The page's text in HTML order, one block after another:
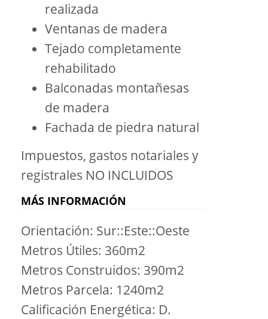
realizada
Ventanas de madera
Tejado completamente
rehabilitado
Balconadas montañesas
de madera
Fachada de piedra natural
Impuestos, gastos notariales y
registrales NO INCLUIDOS
MÁS INFORMACIÓN
Orientación: Sur::Este::Oeste
Metros Útiles: 360m2
Metros Construidos: 390m2
Metros Parcela: 1240m2
Calificación Energética: D.